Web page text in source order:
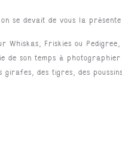
se devait de vous la
Whiskas, Friskies ou
de son temps à
girafes, des tigres, des